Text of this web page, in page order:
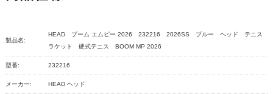
製品名:
HEAD ブーム エムピー 2026 232216 2026SS ブルー ヘッド テニス
ラケット 硬式テニス BOOM MP 2026
型番: 232216
メーカー: HEAD ヘッド